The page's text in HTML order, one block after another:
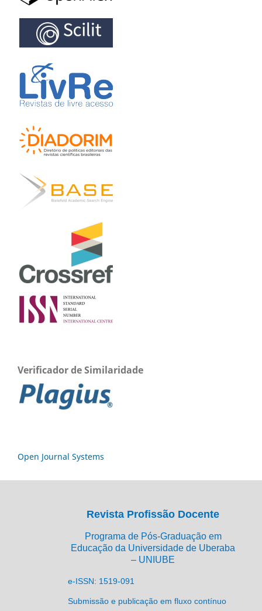
Verificador de Similaridade
Open Journal Systems
Revista Profissão Docente
Programa de Pós-Graduação em
Educação da Universidade de Uberaba
– UNIUBE
e-ISSN: 1519-091
Submissão e publicação em fluxo contínuo